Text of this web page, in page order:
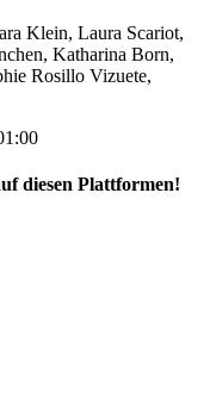
Klein, Laura Scariot,
Katharina Born,
Rosillo Vizuete,
diesen Plattformen!